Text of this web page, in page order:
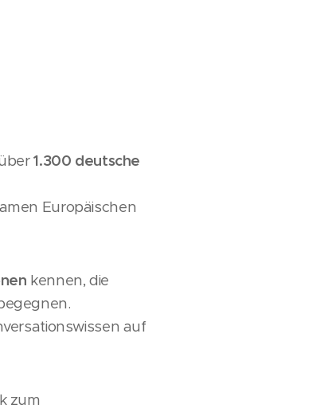
1.300 deutsche
Europäischen
kennen, die
auf
zum